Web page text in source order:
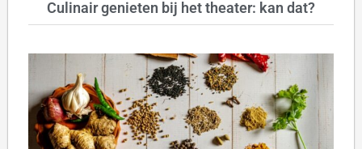
Culinair genieten bij het theater: kan dat?